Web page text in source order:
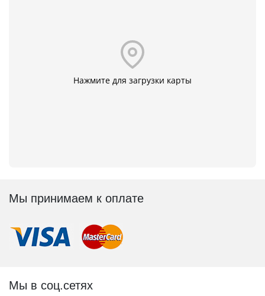
Нажмите для загрузки карты
Мы принимаем к оплате
Мы в соц.сетях